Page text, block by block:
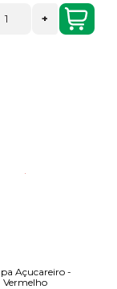
+
Açucareiro -
Vermelho